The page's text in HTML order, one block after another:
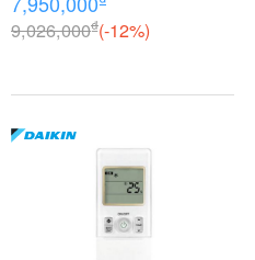
9,026,000₫(-12%)